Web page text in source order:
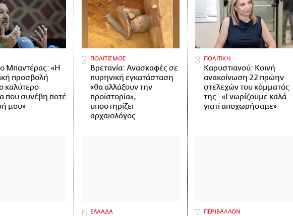
Μπαντέρας: «Η
προσβολή
καλύτερο
που συνέβη ποτέ
μου»
ΠΟΛΙΤΙΣΜΟΣ
Βρετανία: Ανασκαφές σε
πυρηνική εγκατάσταση
«θα αλλάξουν την
προϊστορία»,
υποστηρίζει
αρχαιολόγος
ΠΟΛΙΤΙΚΗ
Καρυστιανού: Κοινή
ανακοίνωση 22 πρώην
στελεχών του κόμματός
της - «Γνωρίζουμε καλά
γιατί αποχωρήσαμε»
ΕΛΛΑΔΑ ΠΕΡΙΒΑΛΛΟΝ